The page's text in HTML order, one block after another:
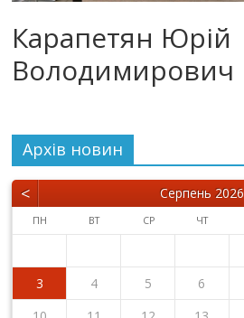
Карапетян Юрій
Володимирович
Архiв новин
< Серпень 2026
ПН ВТ СР ЧТ
3
4 5 6